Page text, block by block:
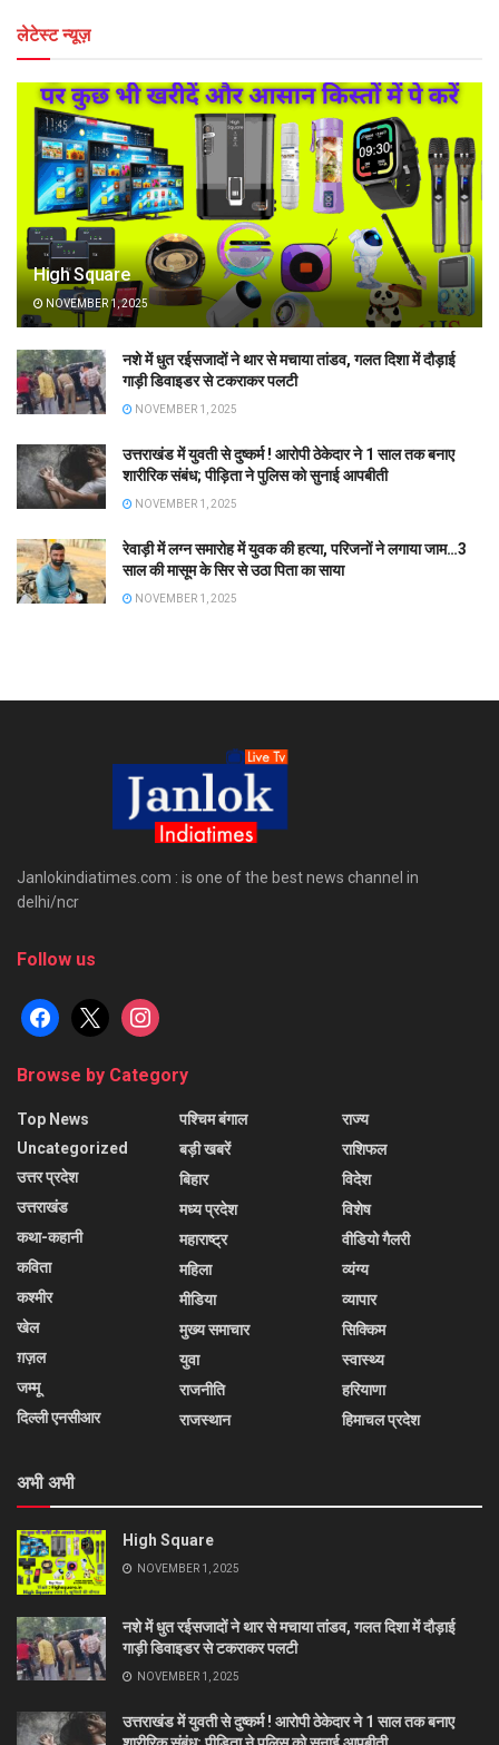
लेटेस्ट न्यूज़
High Square
NOVEMBER 1, 2025
नशे में धुत रईसजादों ने थार से मचाया तांडव, गलत दिशा में दौड़ाई
गाड़ी डिवाइडर से टकराकर पलटी
NOVEMBER 1, 2025
उत्तराखंड में युवती से दुष्कर्म ! आरोपी ठेकेदार ने 1 साल तक बनाए
शारीरिक संबंध; पीड़िता ने पुलिस को सुनाई आपबीती
NOVEMBER 1, 2025
रेवाड़ी में लग्न समारोह में युवक की हत्या, परिजनों ने लगाया जाम…3
साल की मासूम के सिर से उठा पिता का साया
NOVEMBER 1, 2025
Janlokindiatimes.com : is one of the best news channel in
delhi/ncr
Follow us
facebook
x instagram
Browse by Category
Top News
Uncategorized
उत्तर प्रदेश
उत्तराखंड
कथा-कहानी
कविता
कश्मीर
खेल
ग़ज़ल
जम्मू
दिल्ली एनसीआर
पश्चिम बंगाल
बड़ी खबरें
बिहार
मध्य प्रदेश
महाराष्ट्र
महिला
मीडिया
मुख्य समाचार
युवा
राजनीति
राजस्थान
राज्य
राशिफल
विदेश
विशेष
वीडियो गैलरी
व्यंग्य
व्यापार
सिक्किम
स्वास्थ्य
हरियाणा
हिमाचल प्रदेश
अभी अभी
High Square
NOVEMBER 1, 2025
नशे में धुत रईसजादों ने थार से मचाया तांडव, गलत दिशा में दौड़ाई
गाड़ी डिवाइडर से टकराकर पलटी
NOVEMBER 1, 2025
उत्तराखंड में युवती से दुष्कर्म ! आरोपी ठेकेदार ने 1 साल तक बनाए